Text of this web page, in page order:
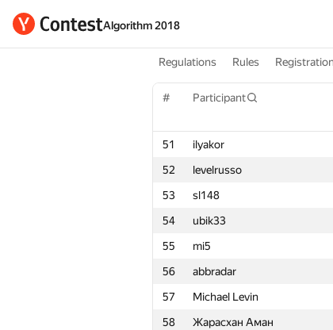
Algorithm 2018
Regulations Rules Registration
# Participant
51 ilyakor
52
levelrusso
53
sl148
54
ubik33
55
mi5
56
abbradar
57
Michael Levin
58
Жарасхан Аман